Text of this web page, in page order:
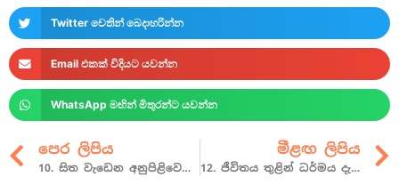
Twitter වෙතින් බෙදාහරින්න
Email එකක් විදියට යවන්න
WhatsApp මඟින් මිතුරන්ට යවන්න
පෙර ලිපිය
10. සිත වැඩෙන අනුපිළිවෙල හඳුනාගනිමු
මීළඟ ලිපිය
12. ජීවිතය තුළින් ධර්මය දැකගන්න